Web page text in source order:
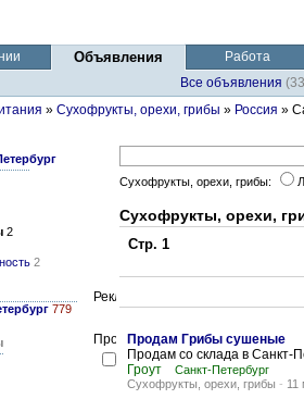
Объявления
Работа
Все объявления
» Сухофрукты, орехи, грибы » Россия »
2
2
779
Сухофрукты, орехи, грибы:
Сухофрукты, орехи,
Стр. 1
Продам Грибы сушеные
Продам со склада в Санкт-
Гроут
Санкт-Петербург
Сухофрукты, орехи, грибы - 11